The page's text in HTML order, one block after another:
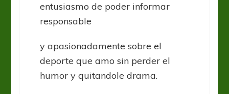
entusiasmo de poder informar
responsable
y apasionadamente sobre el
deporte que amo sin perder el
humor y quitandole drama.